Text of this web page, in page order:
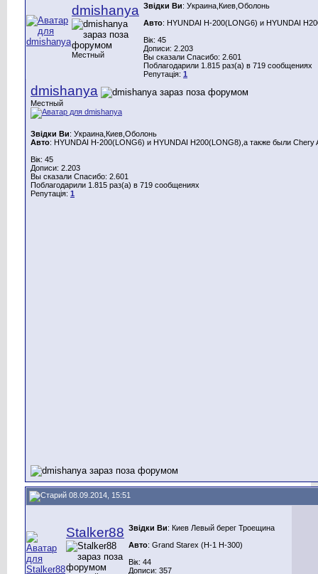
dmishanya
Местный
Звідки Ви: Украина,Киев,Оболонь
Авто: HYUNDAI H-200(LONG6) и HYUNDAI
Вік: 45
Дописи: 2.203
Вы сказали Спасибо: 2.601
Поблагодарили 1.815 раз(а) в 719 сообщениях
Репутація: 1
dmishanya
Местный
Звідки Ви: Украина,Киев,Оболонь
Авто: HYUNDAI H-200(LONG6) и HYUNDAI H200(LONG8),а также были Chery
Вік: 45
Дописи: 2.203
Вы сказали Спасибо: 2.601
Поблагодарили 1.815 раз(а) в 719 сообщениях
Репутація: 1
08.09.2014, 15:51
Stalker88 Звідки Ви: Киев Левый берег Троещина
Авто: Grand Starex (H-1 H-300)
Вік: 44
Дописи: 357